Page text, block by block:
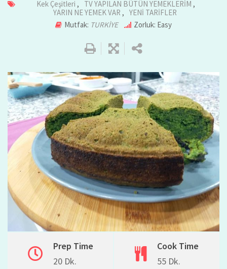
Kek Çeşitleri , TV YAPILAN BÜTÜN YEMEKLERİM ,
YARIN NE YEMEK VAR , YENİ TARİFLER
Mutfak: TURKİYE Zorluk: Easy
Prep Time
20 Dk.
Cook Time
55 Dk.